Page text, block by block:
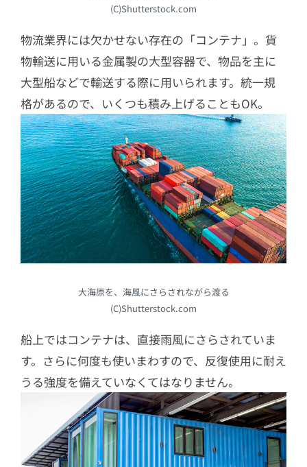
(C)Shutterstock.com
物流業界には欠かせない存在の「コンテナ」。貨
物輸送に用いる金属製の大型容器で、物品を主に
大型船などで輸送する際に用いられます。統一規
格があるので、いくつも積み上げることもOK。
大海原を、海風にさらされながら渡る
(C)Shutterstock.com
船上ではコンテナは、直接雨風にさらされていま
す。さらに何度も使いまわすので、反復使用に耐え
うる強度を備えていなくてはなりません。